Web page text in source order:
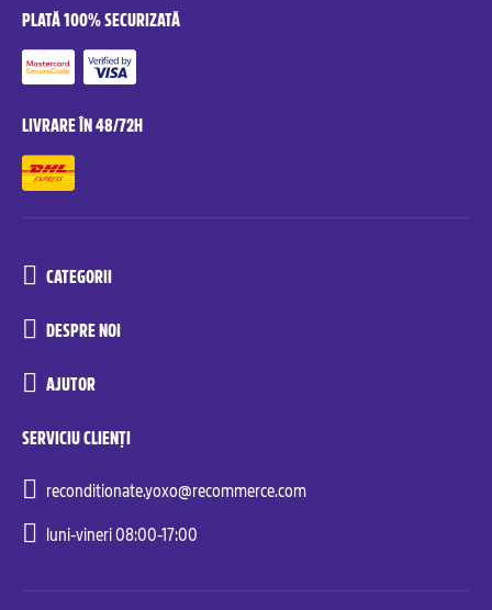
PLATĂ 100% SECURIZATĂ
LIVRARE ÎN 48/72H
CATEGORII
DESPRE NOI
AJUTOR
SERVICIU CLIENȚI
reconditionate.yoxo@recommerce.com
luni-vineri 08:00-17:00